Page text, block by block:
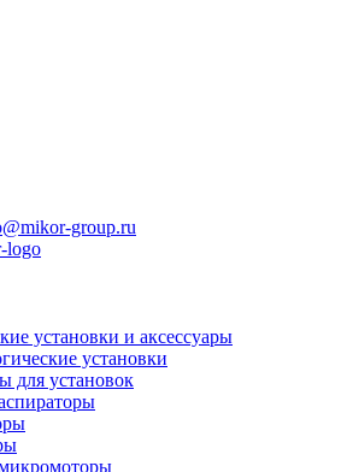
group.ru
установки и аксессуары
установки
для установок